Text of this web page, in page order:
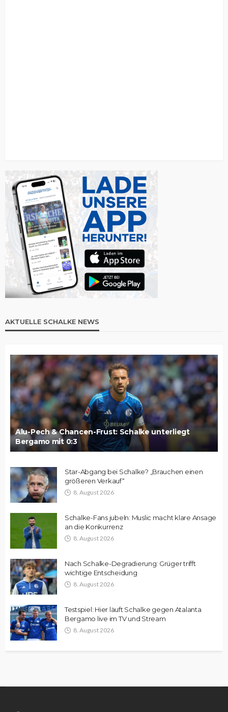
AKTUELLE SCHALKE NEWS
Alu-Pech & Chancen-Frust: Schalke unterliegt
Bergamo mit 0:3
Star-Abgang bei Schalke? „Brauchen einen
größeren Verkauf“
8. August 2026
Schalke-Fans jubeln: Muslic macht klare Ansage
an die Konkurrenz
8. August 2026
Nach Schalke-Degradierung: Grüger trifft
wichtige Entscheidung
8. August 2026
Testspiel: Hier läuft Schalke gegen Atalanta
Bergamo live im TV und Stream
8. August 2026